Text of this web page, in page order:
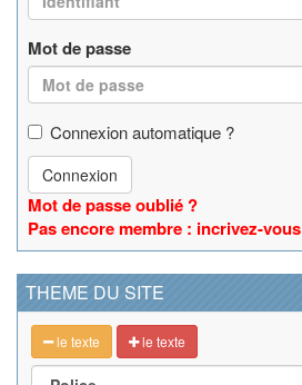
Mot de passe
Connexion automatique ?
Connexion
Mot de passe oublié ?
Pas encore membre : incrivez-vous
THEME DU SITE
le texte le texte